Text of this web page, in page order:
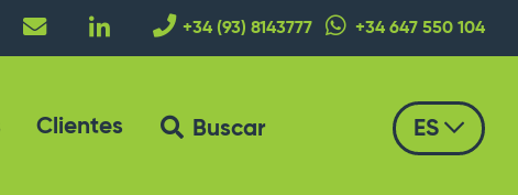
+34 (93) 8143777 +34 647 550 104
Clientes Buscar ES